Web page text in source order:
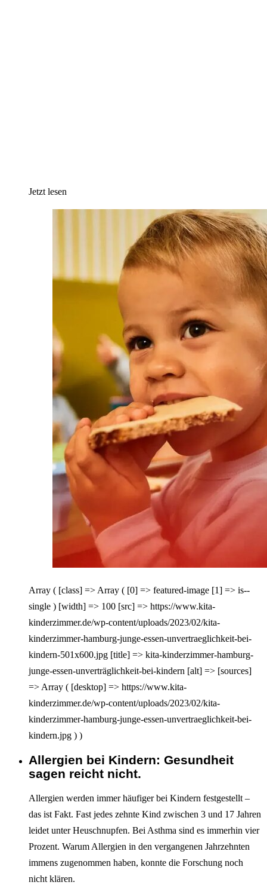
Jetzt lesen
Array ( [class] => Array ( [0] => featured-image [1] => is--
single ) [width] => 100 [src] => https://www.kita-
kinderzimmer.de/wp-content/uploads/2023/02/kita-
kinderzimmer-hamburg-junge-essen-unvertraeglichkeit-bei-
kindern-501x600.jpg [title] => kita-kinderzimmer-hamburg-
junge-essen-unverträglichkeit-bei-kindern [alt] => [sources]
=> Array ( [desktop] => https://www.kita-
kinderzimmer.de/wp-content/uploads/2023/02/kita-
kinderzimmer-hamburg-junge-essen-unvertraeglichkeit-bei-
kindern.jpg ) )
Interagieren
Allergien bei Kindern: Gesundheit
sagen reicht nicht.
Allergien werden immer häufiger bei Kindern festgestellt –
das ist Fakt. Fast jedes zehnte Kind zwischen 3 und 17 Jahren
leidet unter Heuschnupfen. Bei Asthma sind es immerhin vier
Prozent. Warum Allergien in den vergangenen Jahrzehnten
immens zugenommen haben, konnte die Forschung noch
nicht klären.